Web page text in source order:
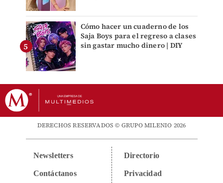
Cómo hacer un cuaderno de los
Saja Boys para el regreso a clases
sin gastar mucho dinero | DIY
DERECHOS RESERVADOS © GRUPO MILENIO 2026
Newsletters
Contáctanos
Directorio
Privacidad